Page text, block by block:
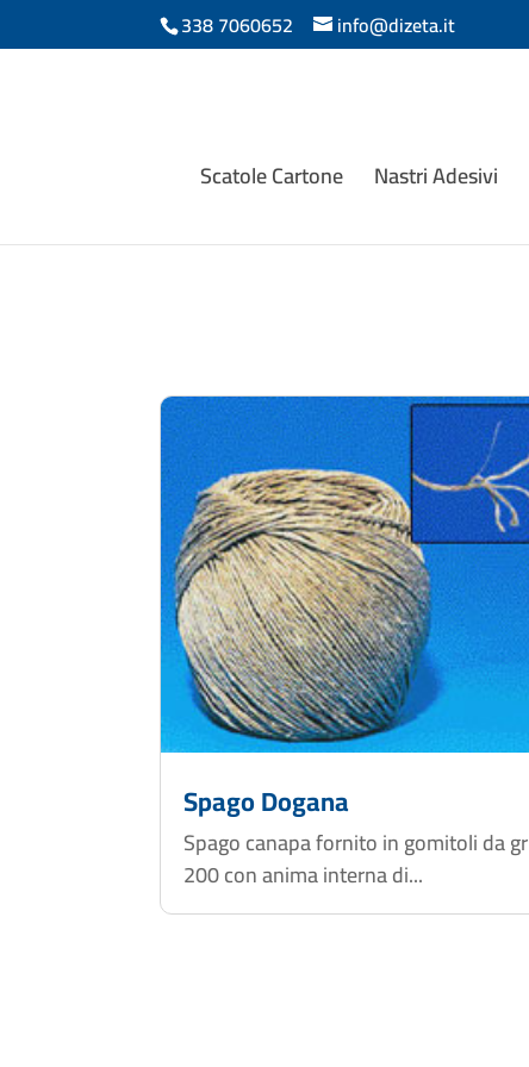
338 7060652 info@dizeta.it
Scatole Cartone Nastri Adesivi
Spago Dogana
Spago canapa fornito in gomitoli da gr
200 con anima interna di...